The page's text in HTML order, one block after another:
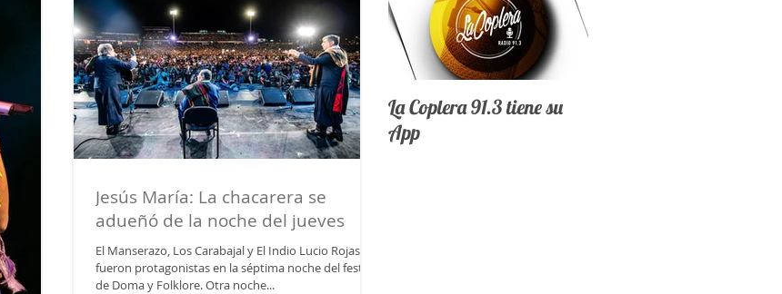
Jesús María: La chacarera se
adueñó de la noche del jueves
El Manserazo, Los Carabajal y El Indio Lucio Rojas
fueron protagonistas en la séptima noche del festival
de Doma y Folklore. Otra noche...
La Coplera 91.3 tiene su
App